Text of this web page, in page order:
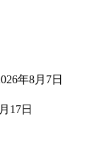
年8月7日
17日